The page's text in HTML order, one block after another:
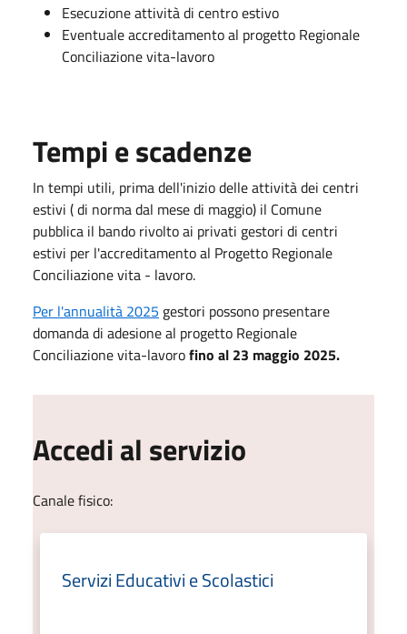
Esecuzione attività di centro estivo
Eventuale accreditamento al progetto Regionale
Conciliazione vita-lavoro
Tempi e scadenze
In tempi utili, prima dell'inizio delle attività dei centri
estivi ( di norma dal mese di maggio) il Comune
pubblica il bando rivolto ai privati gestori di centri
estivi per l'accreditamento al Progetto Regionale
Conciliazione vita - lavoro.
Per l'annualità 2025 gestori possono presentare
domanda di adesione al progetto Regionale
Conciliazione vita-lavorofino al 23 maggio 2025.
Accedi al servizio
Canale fisico:
Servizi Educativi e Scolastici